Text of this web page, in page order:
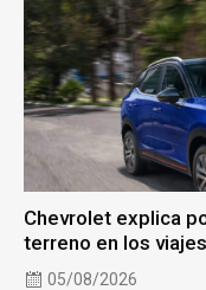
Chevrolet explica
terreno en los
05/08/2026